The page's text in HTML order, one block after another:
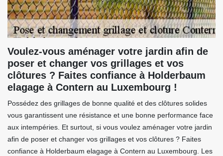
Voulez-vous aménager votre jardin afin de
poser et changer vos grillages et vos
clôtures ? Faites confiance à Holderbaum
elagage à Contern au Luxembourg !
Possédez des grillages de bonne qualité et des clôtures solides
vous garantissent une résistance et une bonne performance face
aux intempéries. Et surtout, si vous voulez aménager votre jardin
afin de poser et changer vos grillages et vos clôtures ? Faites
confiance à Holderbaum elagage à Contern au Luxembourg. Les